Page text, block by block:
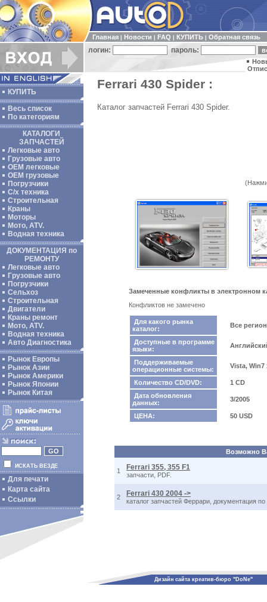
Главная Новости FAQ КУПИТЬ Обратная связь
логин: пароль:
КУПИТЬ
Весь список
По категориям
КАТАЛОГИ
ЗАПЧАСТЕЙ
Легковые авто
Грузовые авто
ОЕМ легковые
OEM грузовые
Погрузчики
С/х техника
Строительная
Краны
Моторы
Мото, ATV.
Водная техника
ДОКУМЕНТАЦИЯ по
РЕМОНТУ
Легковые авто
Грузовые авто
Погрузчики
Сельхоз
Строительная
Двигатели
Краны ремонт
Мото, ATV.
Водная техника
Авто Диагностика
Рынок Европы
Рынок Азии
Рынок Америки
Рынок Японии
Рынок Китая
ИСКАТЬ ВЕЗДЕ
Для печати
Карта сайта
Ссылки
Ferrari 430 Spider :
Каталог запчастей Ferrari 430 Spider.
Замеченные конфликты в электронном
Конфликтов не замечено
Для какого рынка
каталог:
Все
Доступные в программе
языки:
Поддерживаемые
операционные системы:
Vista, Win7
Количество CD/DVD:
1 CD
Дата обновления
данных:
3/2005
ЦЕНА: 50 USD
Возможно
1 Ferrari 355, 355 F1
запчасти, PDF.
2 Ferrari 430 2004 ->
каталог запчастей Феррари, документация
Дизайн сайта креатив-бюро "DoNe"